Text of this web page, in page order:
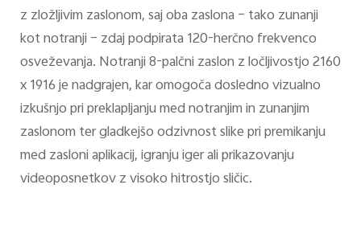
z zložljivim zaslonom, saj oba zaslona – tako zunanji
kot notranji – zdaj podpirata 120-herčno frekvenco
osveževanja. Notranji 8-palčni zaslon z ločljivostjo 2160
x 1916 je nadgrajen, kar omogoča dosledno vizualno
izkušnjo pri preklapljanju med notranjim in zunanjim
zaslonom ter gladkejšo odzivnost slike pri premikanju
med zasloni aplikacij, igranju iger ali prikazovanju
videoposnetkov z visoko hitrostjo sličic.